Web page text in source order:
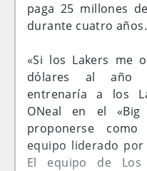
Para Cabrera, es la
en que es nombrado
los inicios del
France, es la
paga 25 millones
durante cuatro años.
«Si los Lakers me
dólares al año
entrenaría a los
ONeal en el
proponerse
equipo liderado por
El equipo de Los